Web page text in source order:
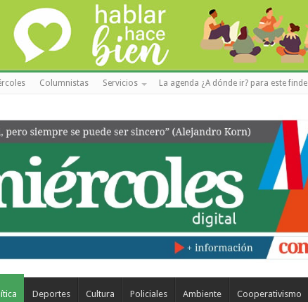
Columnistas Servicios La agenda ¿A dónde ir? para este finde
Deportes Cultura Policiales Ambiente Cooperativismo